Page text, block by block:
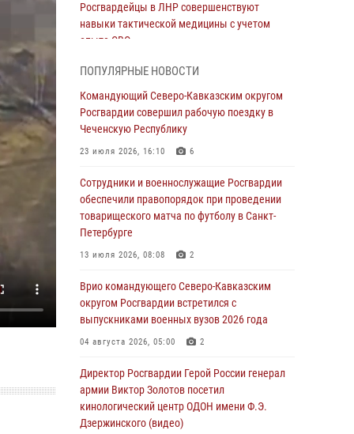
Росгвардейцы в ЛНР совершенствуют
навыки тактической медицины с учетом
опыта СВО
Росгвардейцы обеспечили безопасность
«Поезда Победы» в Кузбассе
08 августа 2026, 07:00
Республике Калмыкия исполнилось 20 лет
08 августа 2026, 07:00
В Кабардино-Балкарии сотрудники
Росгвардии провели турнир по настольному
08 августа 2026, 07:00
Военнослужащие Софринской бригады
Росгвардии встретились с участником
Ломоносова — дорогой к Победе в СВО»
(видео)
08 августа 2026, 07:00 2 1
ПОПУЛЯРНЫЕ НОВОСТИ
Командующий Северо-Кавказским округом
Росгвардии совершил рабочую поездку в
Чеченскую Республику
23 июля 2026, 16:10 6
Сотрудники и военнослужащие Росгвардии
обеспечили правопорядок при проведении
товарищеского матча по футболу в Санкт-
Петербурге
13 июля 2026, 08:08 2
Врио командующего Северо-Кавказским
округом Росгвардии встретился с
выпускниками военных вузов 2026 года
04 августа 2026, 05:00 2
Директор Росгвардии Герой России генерал
армии Виктор Золотов посетил
кинологический центр ОДОН имени Ф.Э.
Дзержинского (видео)